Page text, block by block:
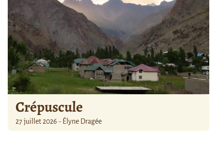
Crépuscule
27 juillet 2026 - Élyne Dragée